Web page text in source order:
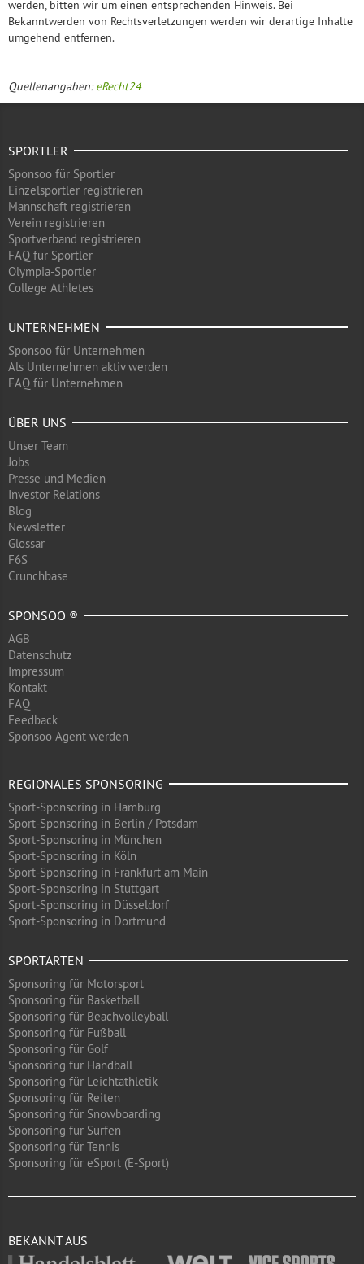
werden, bitten wir um einen entsprechenden Hinweis. Bei
Bekanntwerden von Rechtsverletzungen werden wir derartige Inhalte
umgehend entfernen.
Quellenangaben:eRecht24
SPORTLER
Sponsoo für Sportler
Einzelsportler registrieren
Mannschaft registrieren
Verein registrieren
Sportverband registrieren
FAQ für Sportler
Olympia-Sportler
College Athletes
UNTERNEHMEN
Sponsoo für Unternehmen
Als Unternehmen aktiv werden
FAQ für Unternehmen
ÜBER UNS
Unser Team
Jobs
Presse und Medien
Investor Relations
Blog
Newsletter
Glossar
F6S
Crunchbase
SPONSOO ®
AGB
Datenschutz
Impressum
Kontakt
FAQ
Feedback
Sponsoo Agent werden
REGIONALES SPONSORING
Sport-Sponsoring in Hamburg
Sport-Sponsoring in Berlin / Potsdam
Sport-Sponsoring in München
Sport-Sponsoring in Köln
Sport-Sponsoring in Frankfurt am Main
Sport-Sponsoring in Stuttgart
Sport-Sponsoring in Düsseldorf
Sport-Sponsoring in Dortmund
SPORTARTEN
Sponsoring für Motorsport
Sponsoring für Basketball
Sponsoring für Beachvolleyball
Sponsoring für Fußball
Sponsoring für Golf
Sponsoring für Handball
Sponsoring für Leichtathletik
Sponsoring für Reiten
Sponsoring für Snowboarding
Sponsoring für Surfen
Sponsoring für Tennis
Sponsoring für eSport (E-Sport)
BEKANNT AUS